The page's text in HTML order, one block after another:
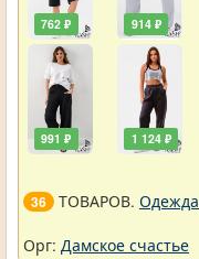
762 ₽
991 ₽
914 ₽
1 124 ₽
36 ТОВАРОВ. Одежда
Орг: Дамское счастье